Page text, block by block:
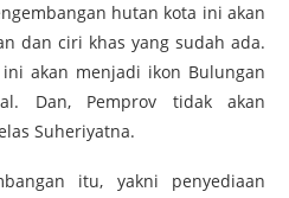
hutan kota ini akan
dan ciri khas yang sudah ada.
akan menjadi ikon Bulungan
Dan, Pemprov tidak akan
Suheriyatna.
itu, yakni penyediaan